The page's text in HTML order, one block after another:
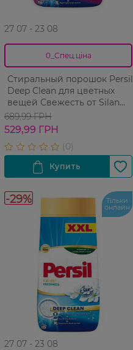
27 07 - 23 08
0_Спец.ціна
Стиральный порошок Persil
Deep Clean для цветных
вещей Свежесть от Silan
4050 г
689,99 ГРН
529,99 ГРН
-29% Тільки
онлайн
27 07 - 23 08